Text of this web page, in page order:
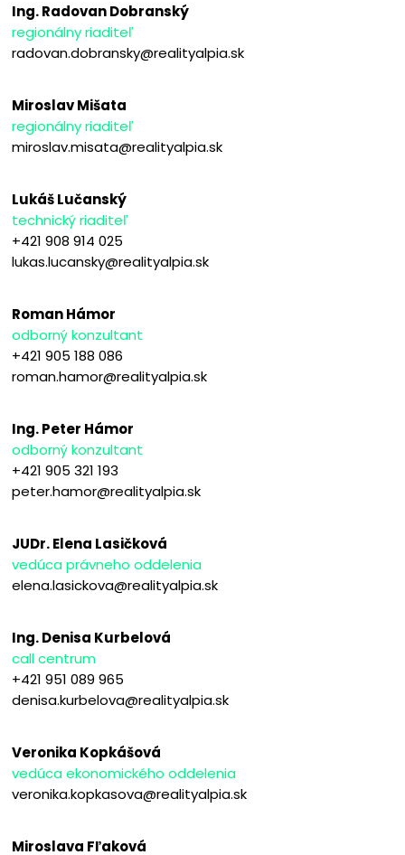
Ing. Radovan Dobranský
regionálny riaditeľ
radovan.dobransky@realityalpia.sk
Miroslav Mišata
regionálny riaditeľ
miroslav.misata@realityalpia.sk
Lukáš Lučanský
technický riaditeľ
+421 908 914 025
lukas.lucansky@realityalpia.sk
Roman Hámor
odborný konzultant
+421 905 188 086
roman.hamor@realityalpia.sk
Ing. Peter Hámor
odborný konzultant
+421 905 321 193
peter.hamor@realityalpia.sk
JUDr. Elena Lasičková
vedúca právneho oddelenia
elena.lasickova@realityalpia.sk
Ing. Denisa Kurbelová
call centrum
+421 951 089 965
denisa.kurbelova@realityalpia.sk
Veronika Kopkášová
vedúca ekonomického oddelenia
veronika.kopkasova@realityalpia.sk
Miroslava Fľaková